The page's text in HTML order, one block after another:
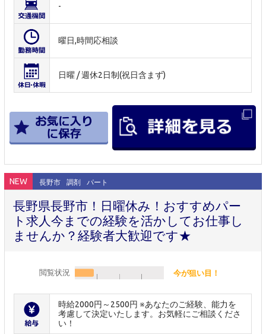
-
曜日,時間応相談
日曜 / 週休2日制(祝日含まず)
NEW 長野市 調剤 パート
長野県長野市！日曜休み！おすすめパー
ト求人今までの経験を活かしてお仕事し
ませんか？経験者大歓迎です★
閲覧状況 今が狙い目！
時給2000円～2500円 ※あなたのご経験、能力を
考慮して決定いたします。お気軽にご相談くださ
い！